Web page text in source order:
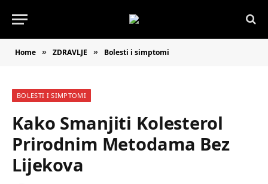
Home » ZDRAVLJE » Bolesti i simptomi
BOLESTI I SIMPTOMI
Kako Smanjiti Kolesterol
Prirodnim Metodama Bez
Lijekova